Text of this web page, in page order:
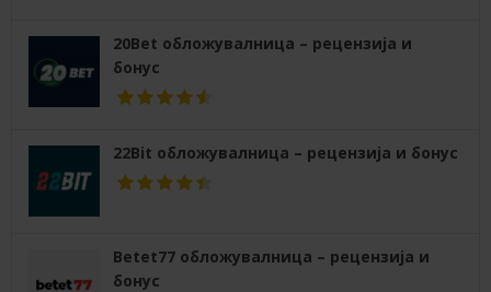
20Bet обложувалница – рецензија и
бонус
22Bit обложувалница – рецензија и бонус
Betet77 обложувалница – рецензија и
бонус